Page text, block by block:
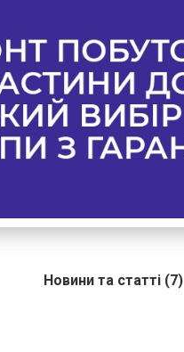
Новини та статті (7)